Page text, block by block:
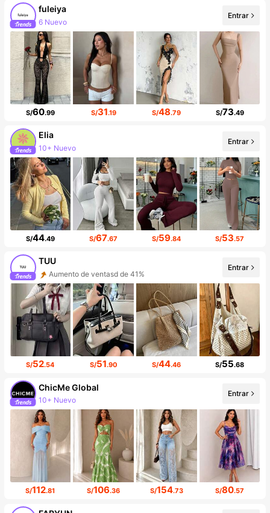
fuleiya
6 Nuevo
Incremento de seguidores de 455%
Entrar
S/60.99 S/31.19 S/48.79 S/73.49
Elia
10+ Nuevo
Incremento de seguidores de 383%
Entrar
S/44.49 S/67.67 S/59.84 S/53.57
TUU
Aumento de ventasd de 41%
Incremento de seguidores de 70%
Entrar
S/52.54 S/51.90 S/44.46 S/55.68
ChicMe Global
10+ Nuevo
Incremento de seguidores de 652%
Entrar
S/112.81 S/106.36 S/154.73 S/80.57